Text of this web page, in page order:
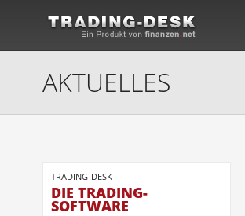
AKTUELLES
TRADING-DESK
DIE TRADING-
SOFTWARE